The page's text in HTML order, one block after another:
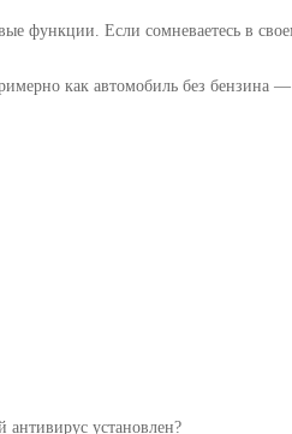
функции. Если сомневаетесь в
как автомобиль без бензина —
антивирус установлен?